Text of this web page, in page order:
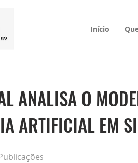
Início
ANALISA O
ARTIFICIAL EM